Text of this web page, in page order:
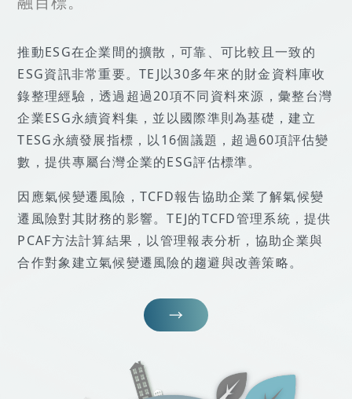
推動ESG在企業間的擴散，可靠、可比較且一致的
ESG資訊非常重要。TEJ以30多年來的財金資料庫收
錄整理經驗，透過超過20項不同資料來源，彙整台灣
企業ESG永續資料集，並以國際準則為基礎，建立
TESG永續發展指標，以16個議題，超過60項評估變
數，提供專屬台灣企業的ESG評估標準。
因應氣候變遷風險，TCFD報告協助企業了解氣候變
遷風險對其財務的影響。TEJ的TCFD管理系統，提供
PCAF方法計算結果，以管理報表分析，協助企業與
合作對象建立氣候變遷風險的趨避與改善策略。